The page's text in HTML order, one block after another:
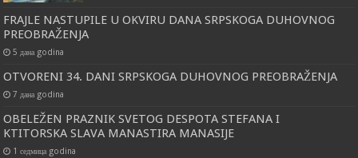
FRAJLE NASTUPILE U OKVIRU DANA SRPSKOGA DUHOVNOG
PREOBRAŽENJA
5 дана godina
OTVORENI 34. DANI SRPSKOGA DUHOVNOG PREOBRAŽENJA
7 дана godina
OBELEŽEN PRAZNIK SVETOG DESPOTA STEFANA I
KTITORSKA SLAVA MANASTIRA MANASIJE
1 седмица godina